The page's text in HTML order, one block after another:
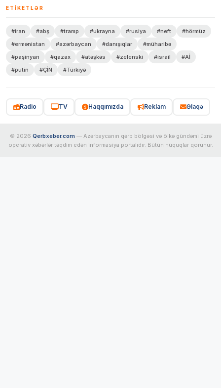
ETIKETLƏR
#iran #abş #tramp #ukrayna #rusiya #neft
#hörmüz
#ermənistan
#azərbaycan #danışıqlar
#müharibə
#paşinyan
#qazax #atəşkəs #zelenski #israil
#Aİ
#putin
#ÇİN #Türkiyə
Radio TV Haqqımızda Reklam Əlaqə
© 2026 Qerbxeber.com — Azərbaycanın qərb bölgəsi və ölkə gündəmi üzrə
operativ xəbərlər təqdim edən informasiya portalıdır. Bütün hüquqlar qorunur.